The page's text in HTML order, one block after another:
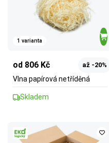
1 varianta
od 806 Kč až -20%
Vlna papírová netříděná
Skladem